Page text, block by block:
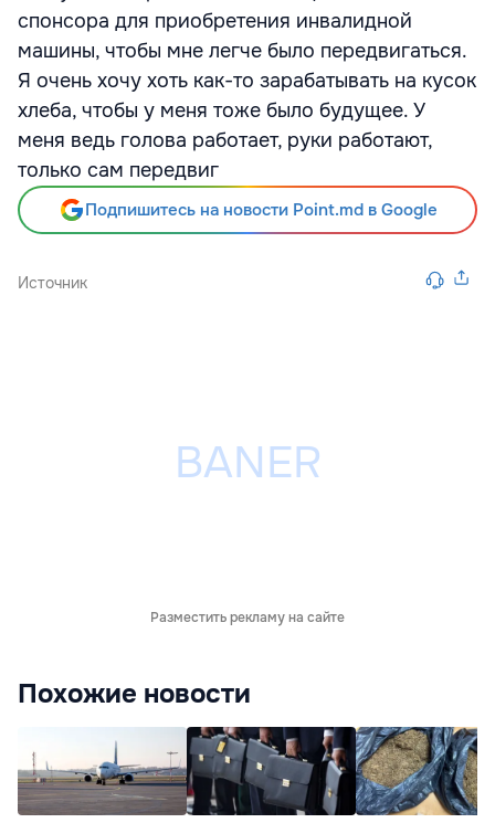
спонсора для приобретения инвалидной
машины, чтобы мне легче было передвигаться.
Я очень хочу хоть как-то зарабатывать на кусок
хлеба, чтобы у меня тоже было будущее. У
меня ведь голова работает, руки работают,
только сам передвиг
Подпишитесь на новости Point.md в Google
Источник
Разместить рекламу на сайте
Похожие новости